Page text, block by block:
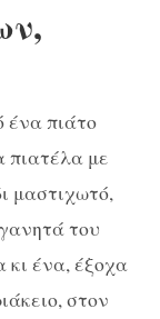
ένα πιάτο
πιατέλα με
μαστιχωτό,
του
ένα, έξοχα
στον